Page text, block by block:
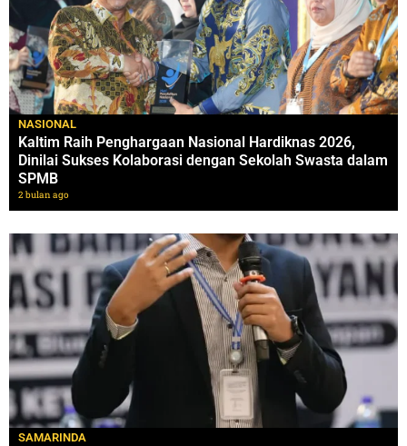
NASIONAL
Kaltim Raih Penghargaan Nasional Hardiknas 2026,
Dinilai Sukses Kolaborasi dengan Sekolah Swasta dalam
SPMB
2 bulan ago
SAMARINDA